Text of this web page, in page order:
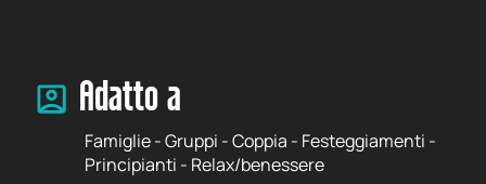
Adatto a
Famiglie - Gruppi - Coppia - Festeggiamenti -
Principianti - Relax/benessere